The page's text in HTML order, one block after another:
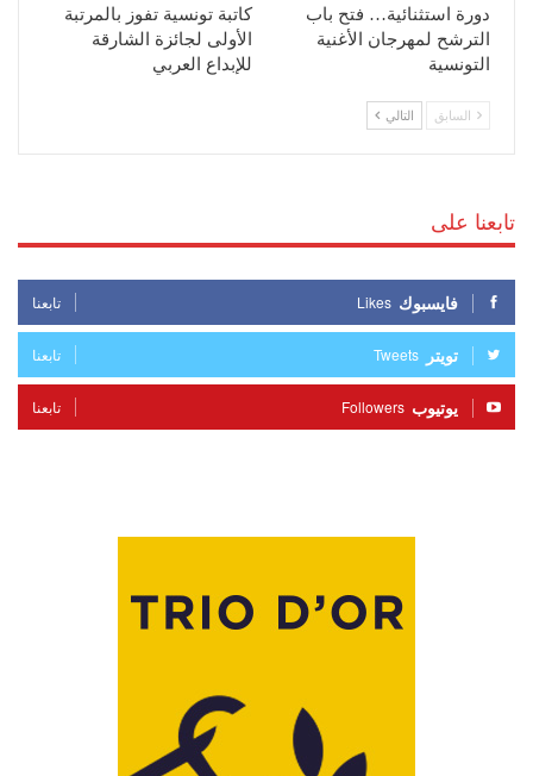
دورة استثنائية… فتح باب
الترشح لمهرجان الأغنية
التونسية
كاتبة تونسية تفوز بالمرتبة
الأولى لجائزة الشارقة
للإبداع العربي
السابق التالي
تابعنا على
فايسبوك Likes تابعنا
تويتر Tweets تابعنا
يوتيوب Followers تابعنا